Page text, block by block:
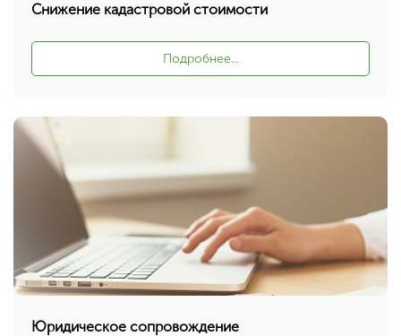
Снижение кадастровой стоимости
Подробнее...
Юридическое сопровождение